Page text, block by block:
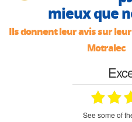
mieux que
Ils donnent leur avis sur
Motralec
see some of